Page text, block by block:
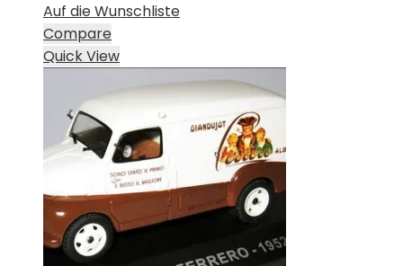
Auf die Wunschliste
Compare
Quick View